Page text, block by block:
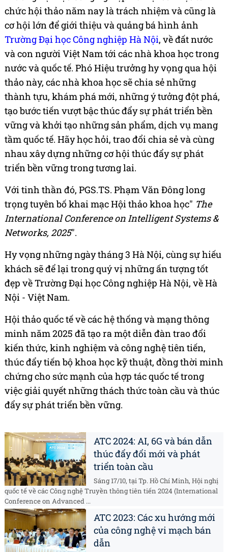
chức hội thảo năm nay là trách nhiệm và cũng là
cơ hội lớn để giới thiệu và quảng bá hình ảnh
Trường Đại học Công nghiệp Hà Nội, về đất nước
và con người Việt Nam tới các nhà khoa học trong
nước và quốc tế. Phó Hiệu trưởng hy vọng qua hội
thảo này, các nhà khoa học sẽ chia sẻ những
thành tựu, khám phá mới, những ý tưởng đột phá,
tạo bước tiến vượt bậc thúc đẩy sự phát triển bền
vững và khởi tạo những sản phẩm, dịch vụ mang
tầm quốc tế. Hãy học hỏi, trao đổi chia sẻ và cùng
nhau xây dựng những cơ hội thúc đẩy sự phát
triển bền vững trong tương lai.
Với tinh thần đó, PGS.TS. Phạm Văn Đông long
trọng tuyên bố khai mạc Hội thảo khoa học" The
International Conference on Intelligent Systems &
Networks, 2025".
Hy vọng những ngày tháng 3 Hà Nội, cùng sự hiếu
khách sẽ để lại trong quý vị những ấn tượng tốt
đẹp về Trường Đại học Công nghiệp Hà Nội, về Hà
Nội - Việt Nam.
Hội thảo quốc tế về các hệ thống và mạng thông
minh năm 2025 đã tạo ra một diễn đàn trao đổi
kiến thức, kinh nghiệm và công nghệ tiên tiến,
thúc đẩy tiến bộ khoa học kỹ thuật, đồng thời minh
chứng cho sức mạnh của hợp tác quốc tế trong
việc giải quyết những thách thức toàn cầu và thúc
đẩy sự phát triển bền vững.
ATC 2024: AI, 6G và bán dẫn
thúc đẩy đổi mới và phát
triển toàn cầu
Sáng 17/10, tại Tp. Hồ Chí Minh, Hội nghị
quốc tế về các Công nghệ Truyền thông tiên tiến 2024 (International
Conference on Advanced ...
ATC 2023: Các xu hướng mới
của công nghệ vi mạch bán
dẫn